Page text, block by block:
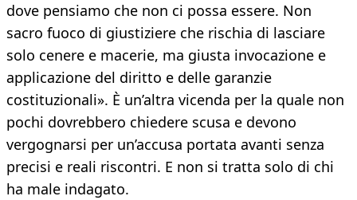
dove pensiamo che non ci possa essere. Non
sacro fuoco di giustiziere che rischia di lasciare
solo cenere e macerie, ma giusta invocazione e
applicazione del diritto e delle garanzie
costituzionali». È un’altra vicenda per la quale non
pochi dovrebbero chiedere scusa e devono
vergognarsi per un’accusa portata avanti senza
precisi e reali riscontri. E non si tratta solo di chi
ha male indagato.